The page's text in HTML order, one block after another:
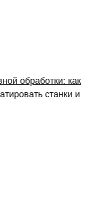
обработки: как
станки и